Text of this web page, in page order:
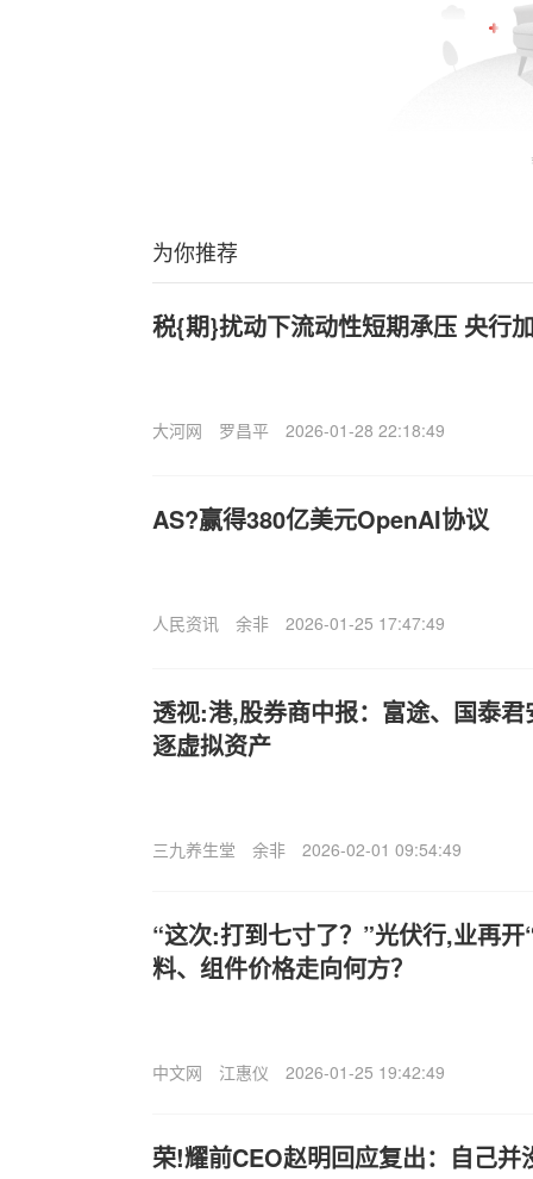
为你推荐
税{期}扰动下流动性短期承压 央行
大河网 罗昌平 2026-01-28 22:18:49
AS?赢得380亿美元OpenAI协议
人民资讯 余非 2026-01-25 17:47:49
透视:港,股券商中报：富途、国泰
逐虚拟资产
三九养生堂 余非 2026-02-01 09:54:49
“这次:打到七寸了？”光伏行,业再
料、组件价格走向何方？
中文网 江惠仪 2026-01-25 19:42:49
荣!耀前CEO赵明回应复出：自己并